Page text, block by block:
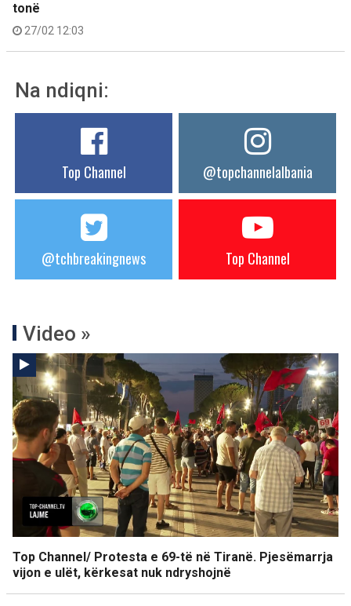
tonë
27/02 12:03
Na ndiqni:
Top Channel @topchannelalbania
@tchbreakingnews Top Channel
Video »
Top Channel/ Protesta e 69-të në Tiranë. Pjesëmarrja
vijon e ulët, kërkesat nuk ndryshojnë